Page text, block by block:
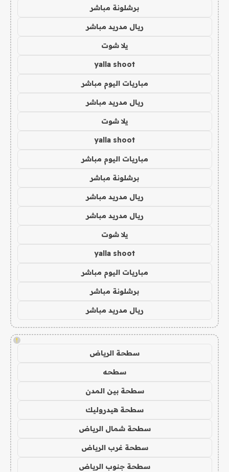
برشلونة مباشر
ريال مدريد مباشر
يلا شوت
yalla shoot
مباريات اليوم مباشر
ريال مدريد مباشر
يلا شوت
yalla shoot
مباريات اليوم مباشر
برشلونة مباشر
ريال مدريد مباشر
ريال مدريد مباشر
يلا شوت
yalla shoot
مباريات اليوم مباشر
برشلونة مباشر
ريال مدريد مباشر
!
سطحة الرياض
سطحه
سطحة بين المدن
سطحة هيدروليك
سطحة شمال الرياض
سطحة غرب الرياض
سطحة جنوب الرياض